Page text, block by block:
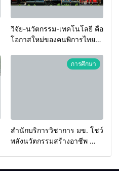
วิจัย-นวัตกรรม-เทคโนโลยี คือ
โอกาสใหม่ของคนพิการไทย
การศึกษา
สำนักบริการวิชาการ มข. โชว์
พลังนวัตกรรมสร้างอาชีพ นำ